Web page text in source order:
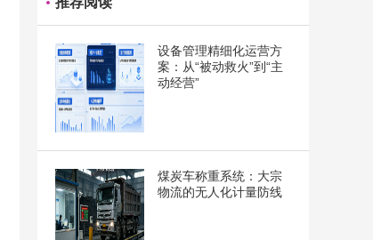
设备管理精细化运营方
案：从“被动救火”到“主
动经营”
煤炭车称重系统：大宗
物流的无人化计量防线